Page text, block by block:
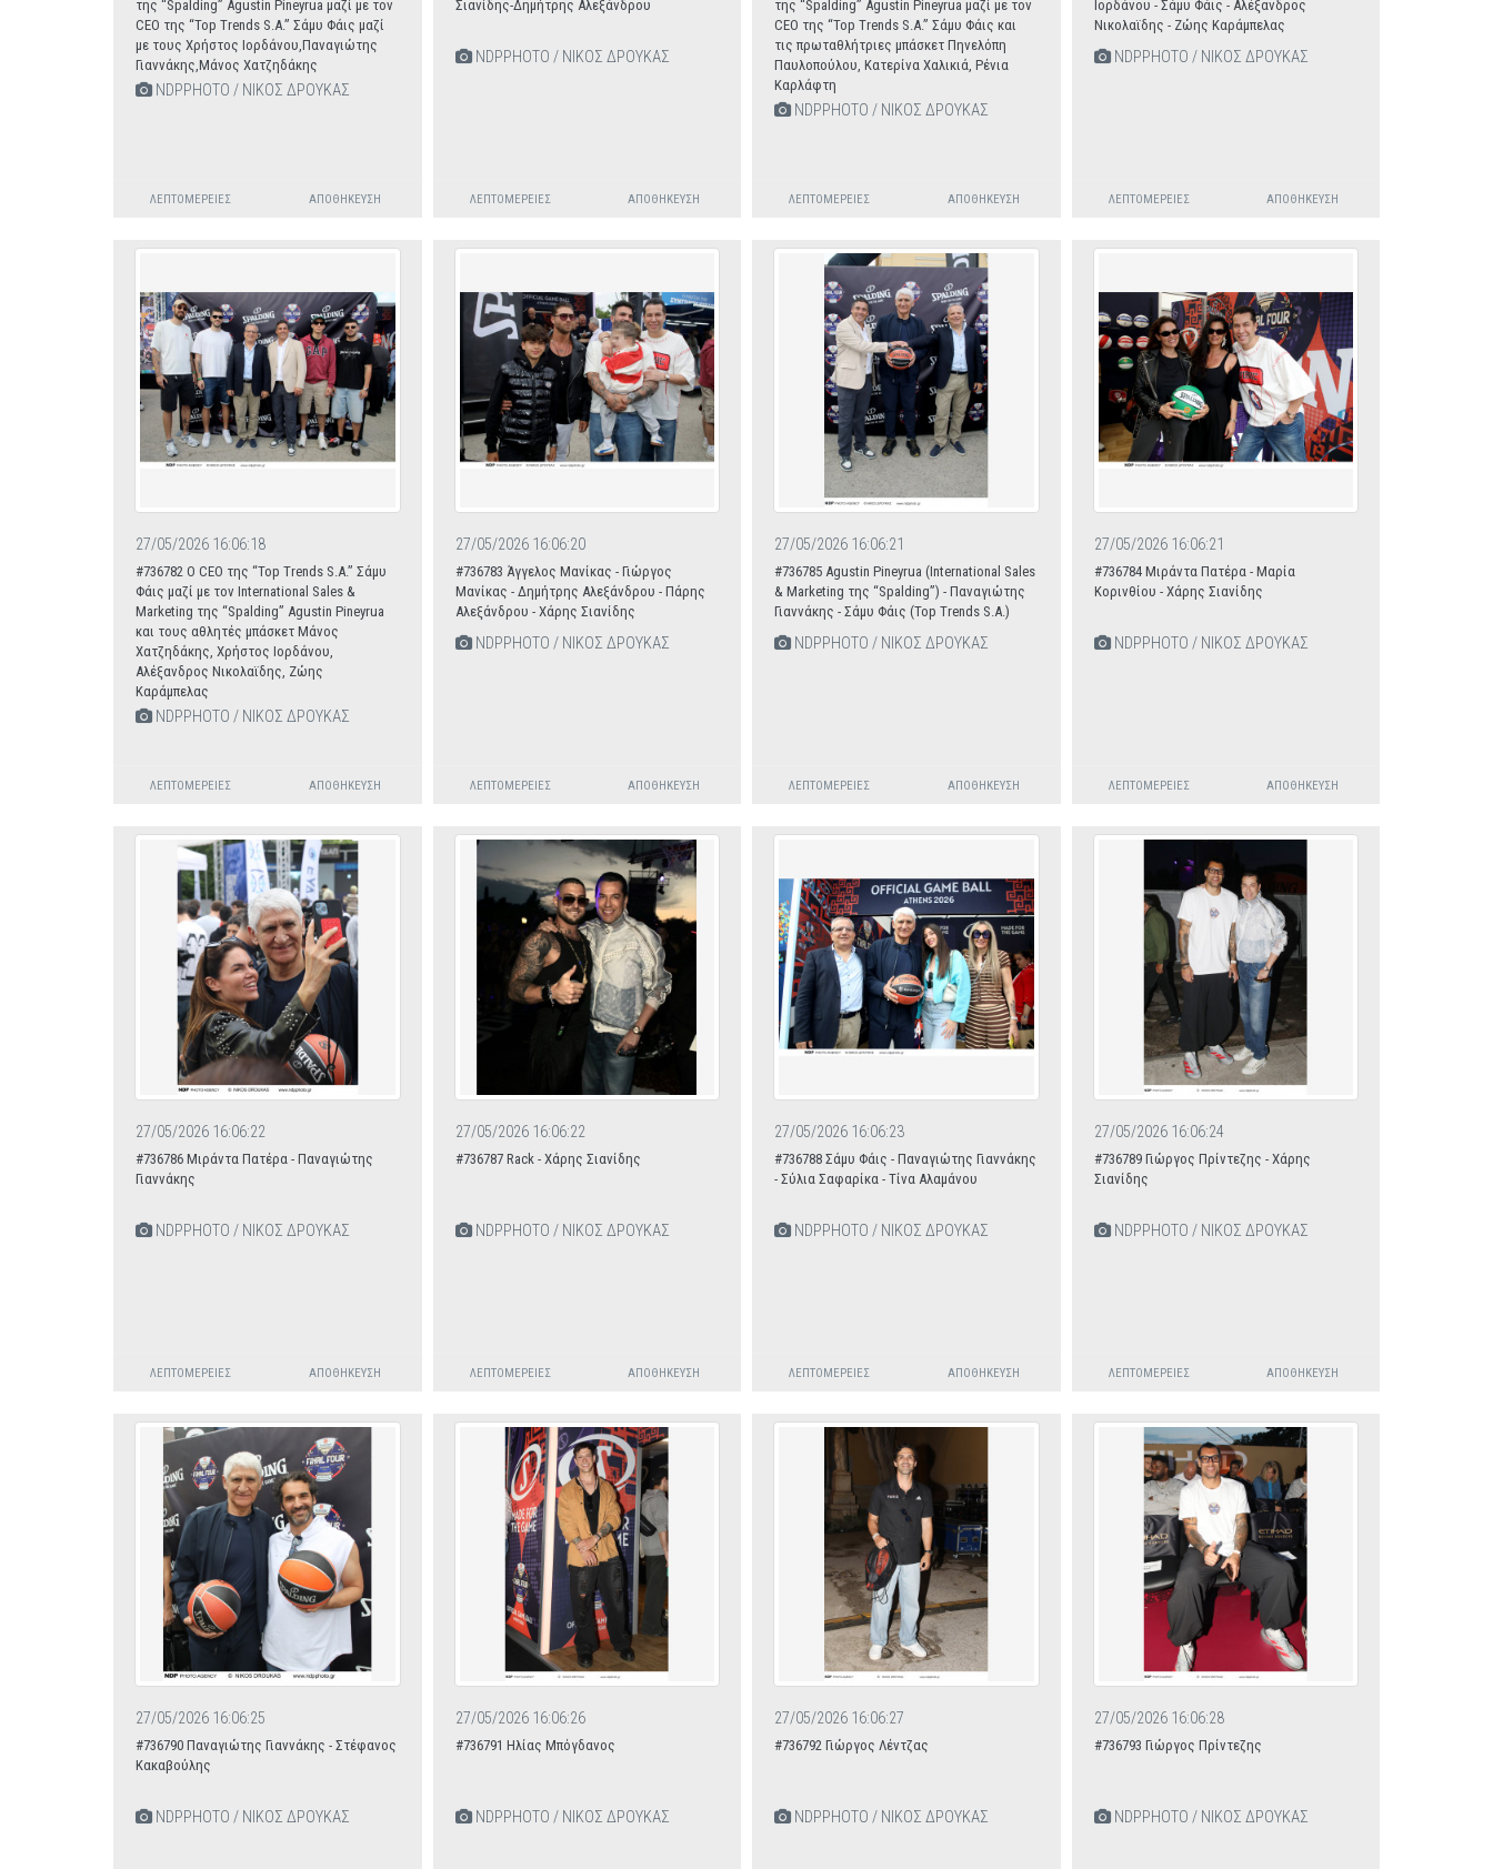
της “Spalding” Agustin Pineyrua μαζί με τον
CEO της “Τοp Trends S.A.” Σάμυ Φάις μαζί
με τους Χρήστος Ιορδάνου,Παναγιώτης
Γιαννάκης,Μάνος Χατζηδάκης
NDPPHOTO / ΝΙΚΟΣ ΔΡΟΥΚΑΣ
ΛΕΠΤΟΜΈΡΕΙΕΣ ΑΠΟΘΉΚΕΥΣΗ
Σιανίδης-Δημήτρης Αλεξάνδρου
NDPPHOTO / ΝΙΚΟΣ ΔΡΟΥΚΑΣ
ΛΕΠΤΟΜΈΡΕΙΕΣ ΑΠΟΘΉΚΕΥΣΗ
της “Spalding” Agustin Pineyrua μαζί με τον
CEO της “Τοp Trends S.A.” Σάμυ Φάις και
τις πρωταθλήτριες μπάσκετ Πηνελόπη
Παυλοπούλου, Κατερίνα Χαλικιά, Ρένια
Καρλάφτη
NDPPHOTO / ΝΙΚΟΣ ΔΡΟΥΚΑΣ
ΛΕΠΤΟΜΈΡΕΙΕΣ ΑΠΟΘΉΚΕΥΣΗ
Ιορδάνου - Σάμυ Φάις - Αλέξανδρος
Νικολαϊδης - Ζώης Καράμπελας
NDPPHOTO / ΝΙΚΟΣ ΔΡΟΥΚΑΣ
ΛΕΠΤΟΜΈΡΕΙΕΣ ΑΠΟΘΉΚΕΥΣΗ
27/05/2026 16:06:18
#736782 Ο CEO της “Τοp Trends S.A.” Σάμυ
Φάις μαζί με τον International Sales &
Marketing της “Spalding” Agustin Pineyrua
και τους αθλητές μπάσκετ Μάνος
Χατζηδάκης, Χρήστος Ιορδάνου,
Αλέξανδρος Νικολαϊδης, Ζώης
Καράμπελας
NDPPHOTO / ΝΙΚΟΣ ΔΡΟΥΚΑΣ
ΛΕΠΤΟΜΈΡΕΙΕΣ ΑΠΟΘΉΚΕΥΣΗ
27/05/2026 16:06:20
#736783 Άγγελος Μανίκας - Γιώργος
Μανίκας - Δημήτρης Αλεξάνδρου - Πάρης
Αλεξάνδρου - Χάρης Σιανίδης
NDPPHOTO / ΝΙΚΟΣ ΔΡΟΥΚΑΣ
ΛΕΠΤΟΜΈΡΕΙΕΣ ΑΠΟΘΉΚΕΥΣΗ
27/05/2026 16:06:21
#736785 Agustin Pineyrua (International Sales
& Marketing της “Spalding”) - Παναγιώτης
Γιαννάκης - Σάμυ Φάις (Τοp Trends S.A.)
NDPPHOTO / ΝΙΚΟΣ ΔΡΟΥΚΑΣ
ΛΕΠΤΟΜΈΡΕΙΕΣ ΑΠΟΘΉΚΕΥΣΗ
27/05/2026 16:06:21
#736784 Μιράντα Πατέρα - Μαρία
Κορινθίου - Χάρης Σιανίδης
NDPPHOTO / ΝΙΚΟΣ ΔΡΟΥΚΑΣ
ΛΕΠΤΟΜΈΡΕΙΕΣ ΑΠΟΘΉΚΕΥΣΗ
27/05/2026 16:06:22
#736786 Μιράντα Πατέρα - Παναγιώτης
Γιαννάκης
NDPPHOTO / ΝΙΚΟΣ ΔΡΟΥΚΑΣ
ΛΕΠΤΟΜΈΡΕΙΕΣ ΑΠΟΘΉΚΕΥΣΗ
27/05/2026 16:06:22
#736787 Rack - Χάρης Σιανίδης
NDPPHOTO / ΝΙΚΟΣ ΔΡΟΥΚΑΣ
ΛΕΠΤΟΜΈΡΕΙΕΣ ΑΠΟΘΉΚΕΥΣΗ
27/05/2026 16:06:23
#736788 Σάμυ Φάις - Παναγιώτης Γιαννάκης
- Σύλια Σαφαρίκα - Τίνα Αλαμάνου
NDPPHOTO / ΝΙΚΟΣ ΔΡΟΥΚΑΣ
ΛΕΠΤΟΜΈΡΕΙΕΣ ΑΠΟΘΉΚΕΥΣΗ
27/05/2026 16:06:24
#736789 Γιώργος Πρίντεζης - Χάρης
Σιανίδης
NDPPHOTO / ΝΙΚΟΣ ΔΡΟΥΚΑΣ
ΛΕΠΤΟΜΈΡΕΙΕΣ ΑΠΟΘΉΚΕΥΣΗ
27/05/2026 16:06:25
#736790 Παναγιώτης Γιαννάκης - Στέφανος
Κακαβούλης
NDPPHOTO / ΝΙΚΟΣ ΔΡΟΥΚΑΣ
27/05/2026 16:06:26
#736791 Ηλίας Μπόγδανος
NDPPHOTO / ΝΙΚΟΣ ΔΡΟΥΚΑΣ
27/05/2026 16:06:27
#736792 Γιώργος Λέντζας
NDPPHOTO / ΝΙΚΟΣ ΔΡΟΥΚΑΣ
27/05/2026 16:06:28
#736793 Γιώργος Πρίντεζης
NDPPHOTO / ΝΙΚΟΣ ΔΡΟΥΚΑΣ